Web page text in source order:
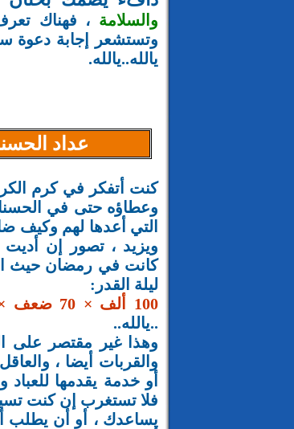
والسلامة ، فهناك
وتستشعر إجابة دعوة
يالله..يالله.
عداد
كنت أتفكر في كرم
وعطاؤه حتى في
ويزيد ، تصور إن أديت
ليلة القدر:
100 ألف × 70 ضعف × عبادة مستمرة لمدة 84 سنة
..يالله..
وهذا غير مقتصر على
والقربات أيضا ،
أو خدمة يقدمها للعباد
فلا تستغرب إن كنت
يساعدك ، أو أن يطلب